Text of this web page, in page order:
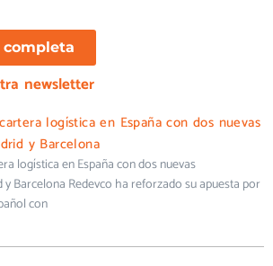
completa
newsletter
logística en España con dos nuevas
y Barcelona
logística en España con dos nuevas
Barcelona Redevco ha reforzado su apuesta por
con